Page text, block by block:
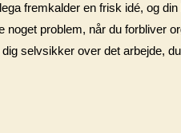
fremkalder en frisk idé, og
problem, når du forbliver
selvsikker over det arbejde,